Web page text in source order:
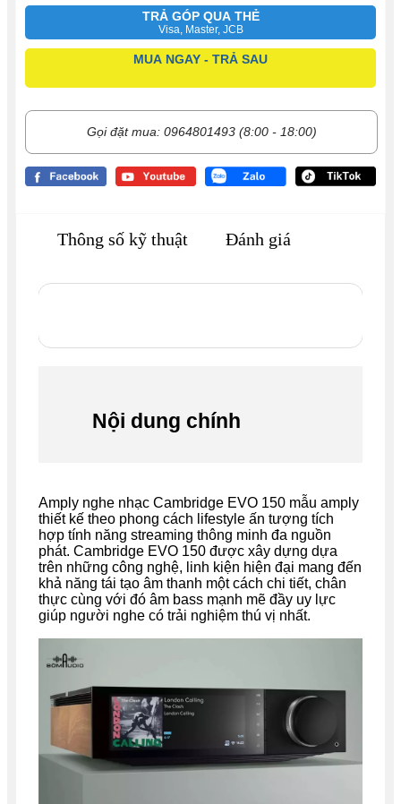
TRẢ GÓP QUA THẺ
Visa, Master, JCB
MUA NGAY - TRẢ SAU
Gọi đặt mua: 0964801493 (8:00 - 18:00)
Thông số kỹ thuật Đánh giá
Nội dung chính
Amply nghe nhạc Cambridge EVO 150 mẫu amply
thiết kế theo phong cách lifestyle ấn tượng tích
hợp tính năng streaming thông minh đa nguồn
phát. Cambridge EVO 150 được xây dựng dựa
trên những công nghệ, linh kiện hiện đại mang đến
khả năng tái tạo âm thanh một cách chi tiết, chân
thực cùng với đó âm bass mạnh mẽ đầy uy lực
giúp người nghe có trải nghiệm thú vị nhất.